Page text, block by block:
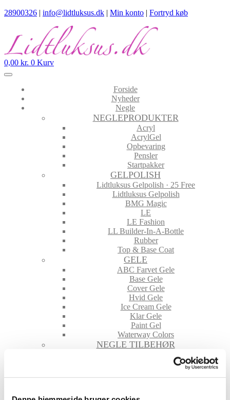
28900326 | info@lidtluksus.dk | Min konto | Fortryd køb
0,00 kr. 0 Kurv
Forside
Nyheder
Negle
NEGLEPRODUKTER
Acryl
AcrylGel
Opbevaring
Pensler
Startpakker
GELPOLISH
Lidtluksus Gelpolish · 25 Free
Lidtluksus Gelpolish
BMG Magic
LE
LE Fashion
LL Builder-In-A-Bottle
Rubber
Top & Base Coat
GELE
ABC Farvet Gele
Base Gele
Cover Gele
Hvid Gele
Ice Cream Gele
Klar Gele
Paint Gel
Waterway Colors
NEGLE TILBEHØR